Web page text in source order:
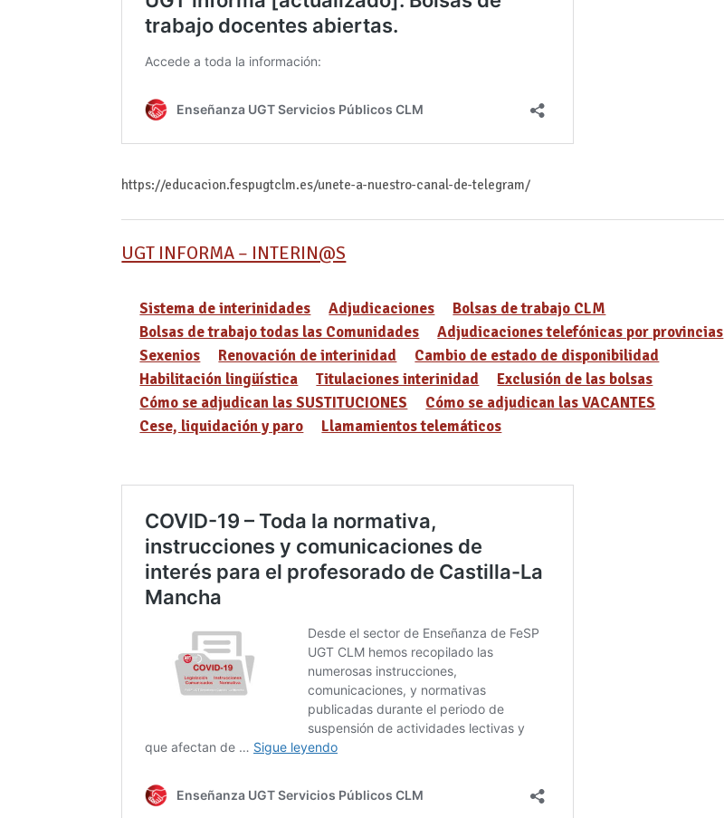
https://educacion.fespugtclm.es/unete-a-nuestro-canal-de-telegram/
UGT INFORMA – INTERIN@S
Sistema de interinidades Adjudicaciones
Bolsas de trabajo CLM
Bolsas de trabajo todas las Comunidades
Adjudicaciones telefónicas por provincias
Sexenios
Renovación de interinidad
Cambio de estado de disponibilidad
Habilitación lingüística
Titulaciones interinidad
Exclusión de las bolsas
Cómo se adjudican las SUSTITUCIONES
Cómo se adjudican las VACANTES
Cese, liquidación y paro
Llamamientos telemáticos